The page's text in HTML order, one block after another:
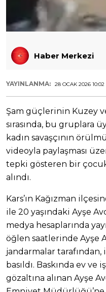
Haber Merkezi
YAYINLANMA: 28 OCAK 2026 10:02
Şam güçlerinin Kuzey
sırasında, bu gruplara
kadın savaşçının
videoyla paylaşması
tepki gösteren bir
alındı.
Kars’ın Kağızman
ile 20 yaşındaki Ayşe
medya hesaplarında
öğlen saatlerinde Ayşe
jandarmalar tarafından,
basıldı. Baskında ev ve
gözaltına alınan Ayşe